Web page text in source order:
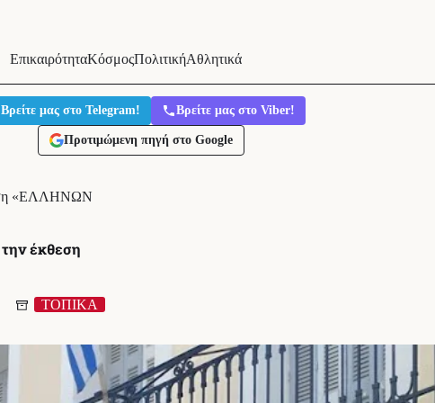
ΕπικαιρότηταΚόσμοςΠολιτικήΑθλητικά
Βρείτε μας στο Telegram! Βρείτε μας στο Viber!
Προτιμώμενη πηγή στο Google
«ΕΛΛΗΝΩΝ
έκθεση
ΤΟΠΙΚΑ